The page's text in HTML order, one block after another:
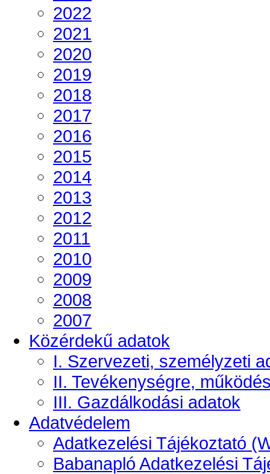
2022
2021
2020
2019
2018
2017
2016
2015
2014
2013
2012
2011
2010
2009
2008
2007
Közérdekű adatok
I. Szervezeti, személyzeti
II. Tevékenységre,
III. Gazdálkodási adatok
Adatvédelem
Adatkezelési Tájékoztató
Babanapló Adatkezelési